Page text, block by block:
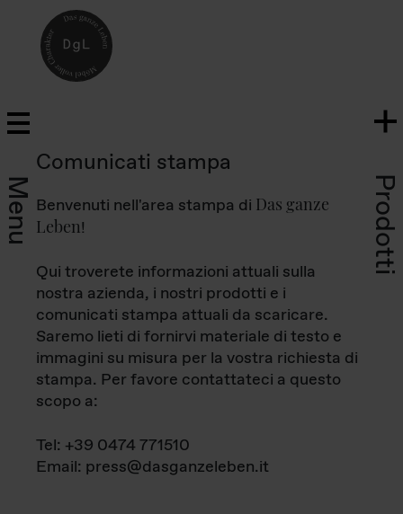
Menu Prodotti
Comunicati stampa
Benvenuti nell'area stampa di Das ganze
Leben!
Qui troverete informazioni attuali sulla
nostra azienda, i nostri prodotti e i
comunicati stampa attuali da scaricare.
Saremo lieti di fornirvi materiale di testo e
immagini su misura per la vostra richiesta di
stampa. Per favore contattateci a questo
scopo a:
Tel: +39 0474 771510
Email: press@dasganzeleben.it